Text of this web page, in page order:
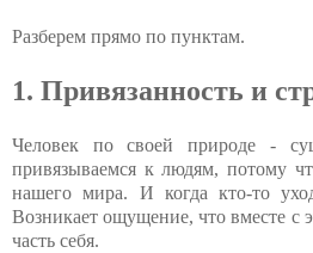
Разберем прямо по пунктам.
1. Привязанность и
Человек по своей природе -
привязываемся к людям, потому
нашего мира. И когда кто-то
Возникает ощущение, что вместе с
часть себя.